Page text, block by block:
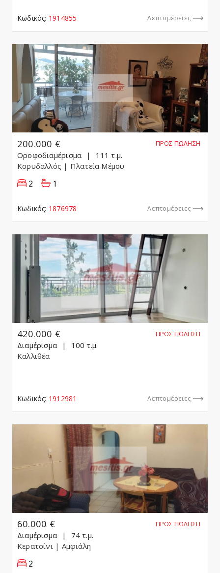
Κωδικός: 1914855 Λεπτομέρειες
200.000 € ΠΡΟΣ ΠΏΛΗΣΗ
Οροφοδιαμέρισμα
111 τ.μ.
Κορυδαλλός | Πλατεία Μέμου
2 1
Κωδικός: 1876978 Λεπτομέρειες
420.000 € ΠΡΟΣ ΠΏΛΗΣΗ
Διαμέρισμα
100 τ.μ.
Καλλιθέα
Κωδικός: 1912981 Λεπτομέρειες
60.000 € ΠΡΟΣ ΠΏΛΗΣΗ
Διαμέρισμα
74 τ.μ.
Κερατσίνι | Αμφιάλη
2